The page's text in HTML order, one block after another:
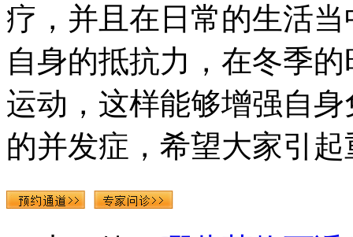
疗，并且在日常的生活
自身的抵抗力，在冬季
运动，这样能够增强自
的并发症，希望大家引